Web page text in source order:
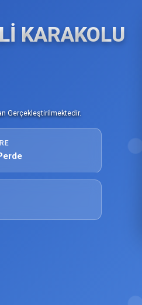
KARAKOLU
Gerçekleştirilmektedir.